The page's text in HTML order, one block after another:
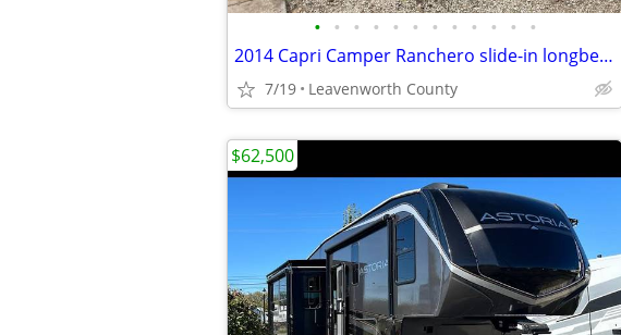
• • • • • • • • • • • •
2014 Capri Camper Ranchero slide-in longbed Rodeo Camper
7/19 Leavenworth County
$62,500